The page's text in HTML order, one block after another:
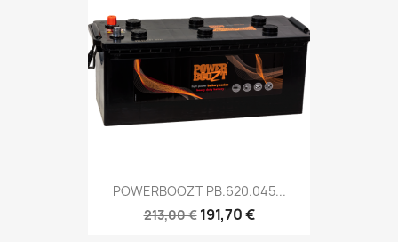
POWERBOOZT PB.620.045...
213,00 € 191,70 €